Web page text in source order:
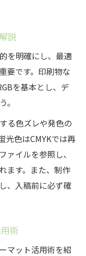
説
を明確にし、最適
要です。印刷物な
を基本とし、デ
。
る色ズレや発色の
光色はCMYKでは再
イルを参照し、
ます。また、制作
、入稿前に必ず確
術
マット活用術を紹